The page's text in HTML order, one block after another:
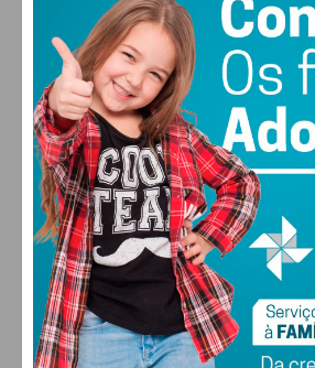
PAÇOS DE FERREIRA
29°